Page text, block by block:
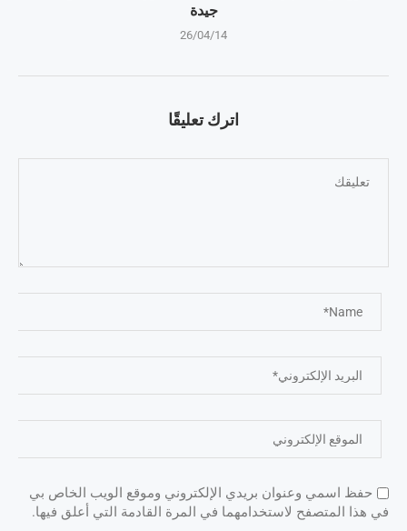
جيدة
26/04/14
اترك تعليقًا
حفظ اسمي وعنوان بريدي الإلكتروني وموقع الويب الخاص بي
في هذا المتصفح لاستخدامهما في المرة القادمة التي أعلق فيها.